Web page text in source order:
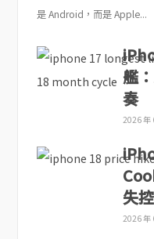
是 Android，而是 Apple...
艦
奏
2026 年
失控
2026 年